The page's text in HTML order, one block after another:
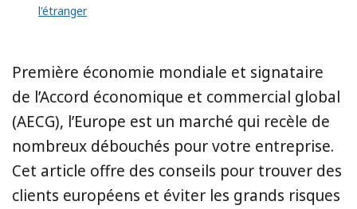
l'étranger
Première économie mondiale et signataire
de l’Accord économique et commercial global
(AECG), l’Europe est un marché qui recèle de
nombreux débouchés pour votre entreprise.
Cet article offre des conseils pour trouver des
clients européens et éviter les grands risques